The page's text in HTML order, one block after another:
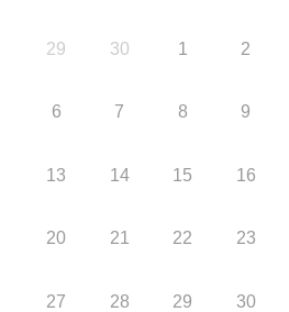
29 30 1 2
6 7 8 9
13 14 15 16
20 21 22 23
27 28 29 30